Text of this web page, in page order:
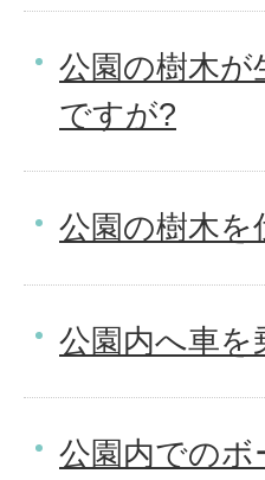
公園の樹木
ですが?
公園の樹木
公園内へ車
公園内での